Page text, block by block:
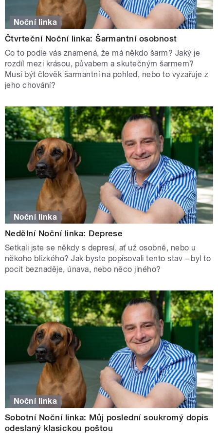
Noční linka
Čtvrteční Noční linka: Šarmantní osobnost
Co to podle vás znamená, že má někdo šarm? Jaký je
rozdíl mezi krásou, půvabem a skutečným šarmem?
Musí být člověk šarmantní na pohled, nebo to vyzařuje z
jeho chování?
Noční linka
Nedělní Noční linka: Deprese
Setkali jste se někdy s depresí, ať už osobně, nebo u
někoho blízkého? Jak byste popisovali tento stav – byl to
pocit beznaděje, únava, nebo něco jiného?
Noční linka
Sobotní Noční linka: Můj poslední soukromý dopis
odeslaný klasickou poštou